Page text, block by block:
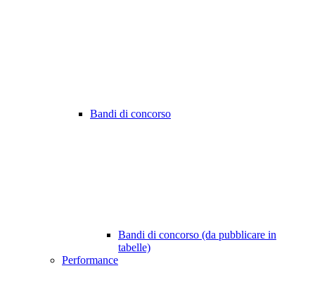
Bandi di concorso
Bandi di concorso (da pubblicare in
tabelle)
Performance